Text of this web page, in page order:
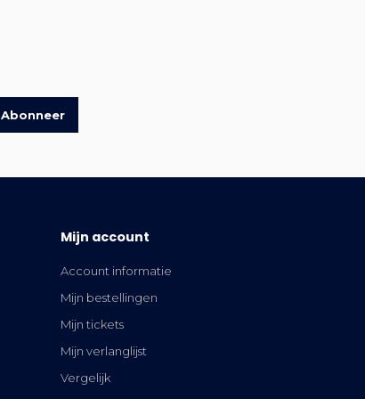
Abonneer
Mijn account
Account informatie
Mijn bestellingen
Mijn tickets
Mijn verlanglijst
Vergelijk